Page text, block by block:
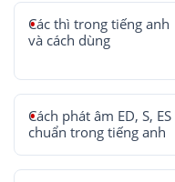
Các thì trong tiếng anh
và cách dùng
Cách phát âm ED, S, ES
chuẩn trong tiếng anh